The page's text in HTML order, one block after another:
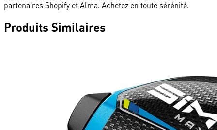
partenaires Shopify et Alma. Achetez en toute sérénité.
Produits Similaires